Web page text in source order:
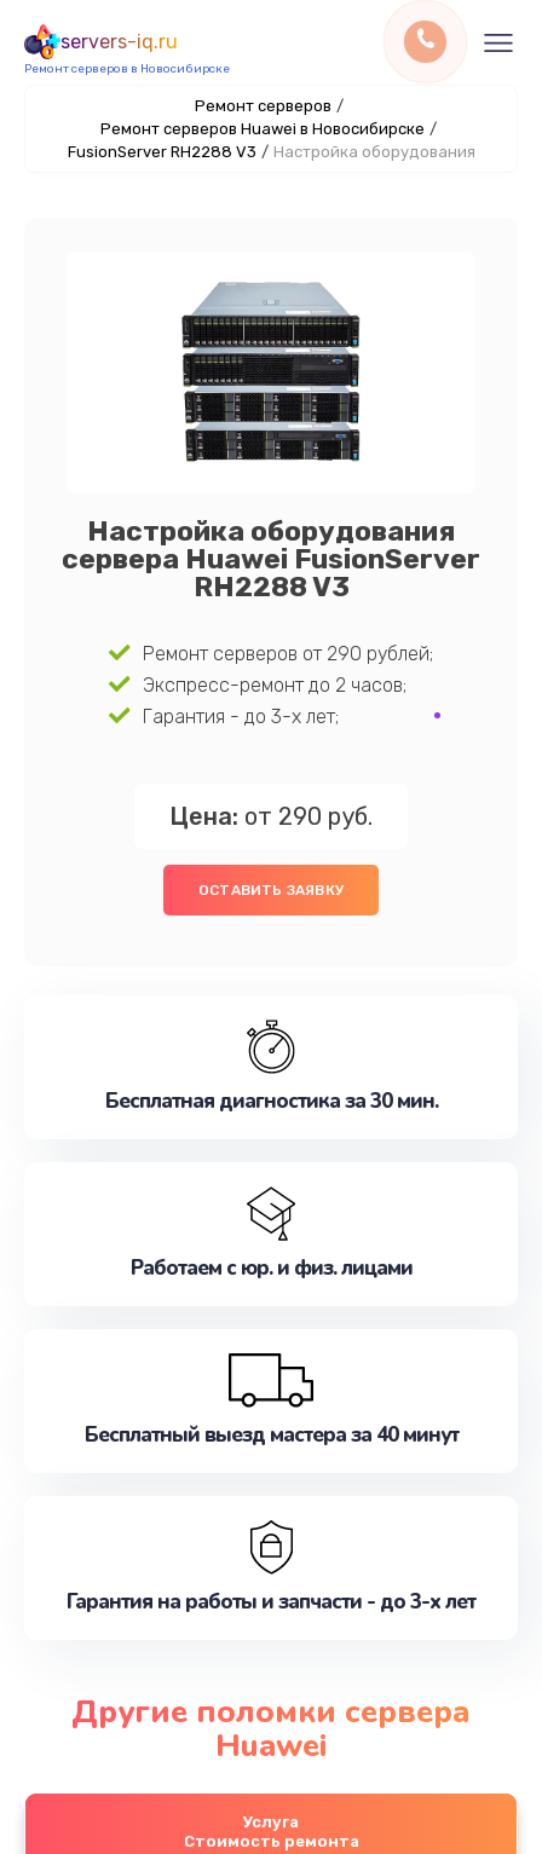
servers-iq.ru
Ремонт серверов в Новосибирске
Ремонт серверов /
Ремонт серверов Huawei в Новосибирске /
FusionServer RH2288 V3 / Настройка оборудования
Настройка оборудования
сервера Huawei FusionServer
RH2288 V3
Ремонт серверов от 290 рублей;
Экспресс-ремонт до 2 часов;
Гарантия - до 3-х лет;
Цена: от 290 руб.
ОСТАВИТЬ ЗАЯВКУ
Бесплатная диагностика за 30 мин.
Работаем с юр. и физ. лицами
Бесплатный выезд мастера за 40 минут
Гарантия на работы и запчасти - до 3-х лет
Другие поломки сервера
Huawei
Услуга
Стоимость ремонта